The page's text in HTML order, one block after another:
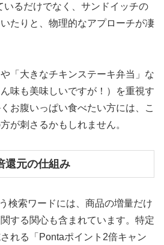
いるだけでなく、サンドイッチの
たりと、物理的なアプローチが凄
「大きなチキンステーキ弁当」な
味も美味しいですが！）を重視す
お腹いっぱい食べたい方には、こ
が刺さるかもしれません。
還元の仕組み
検索ワードには、商品の増量だけ
する関心も含まれています。特定
れる「Pontaポイント2倍キャン